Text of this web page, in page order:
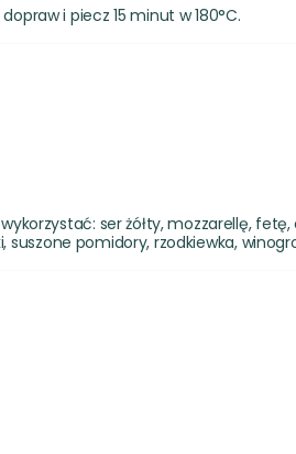
i piecz 15 minut w 180°C.
ser żółty, mozzarellę,
pomidory, rzodkiewka,